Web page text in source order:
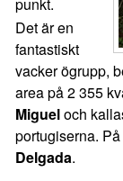
punkt.
Det är en
fantastiskt
vacker ögrupp,
area på 2 355
Migueloch
portugiserna.
Delgada.